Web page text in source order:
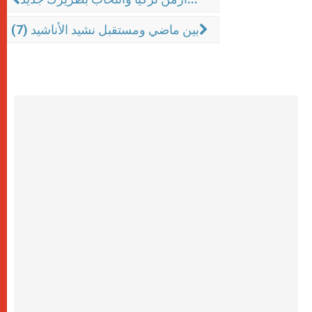
بين ماضي ومستقبل نشيد الأناشيد (7)